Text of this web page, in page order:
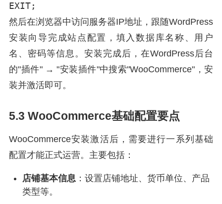
EXIT;
然后在浏览器中访问服务器IP地址，跟随WordPress
安装向导完成站点配置，填入数据库名称、用户
名、密码等信息。安装完成后，在WordPress后台
的"插件" → "安装插件"中搜索"WooCommerce"，安
装并激活即可。
5.3 WooCommerce基础配置要点
WooCommerce安装激活后，需要进行一系列基础
配置才能正式运营。主要包括：
店铺基本信息 ：设置店铺地址、货币单位、产品
类型等。